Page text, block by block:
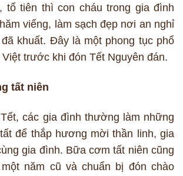
tổ tiên thì con cháu trong gia đình
viếng, làm sạch đẹp nơi an nghỉ
khuất. Đây là một phong tục phổ
trước khi đón Tết Nguyên đán.
tất niên
các gia đình thường làm những
để thắp hương mời thần linh, gia
gia đình. Bữa cơm tất niên cũng
năm cũ và chuẩn bị đón chào